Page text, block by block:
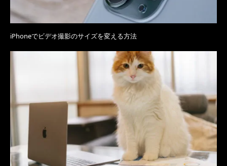
iPhoneでビデオ撮影のサイズを変える方法